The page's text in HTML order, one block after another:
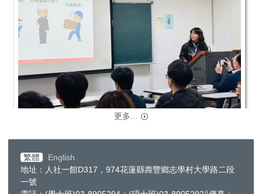
更多...
繁體
English
地址：人社一館D317，974花蓮縣壽豐鄉志學村大學路二段
一號